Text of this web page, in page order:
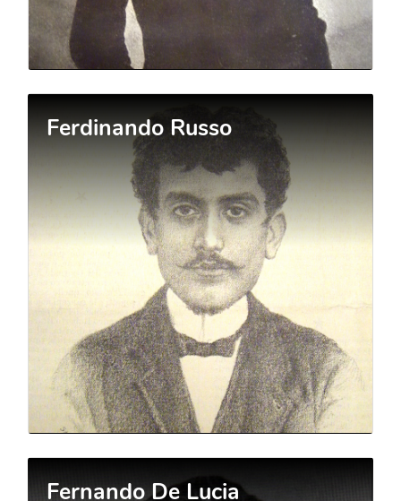
Ferdinando Russo
Fernando De Lucia